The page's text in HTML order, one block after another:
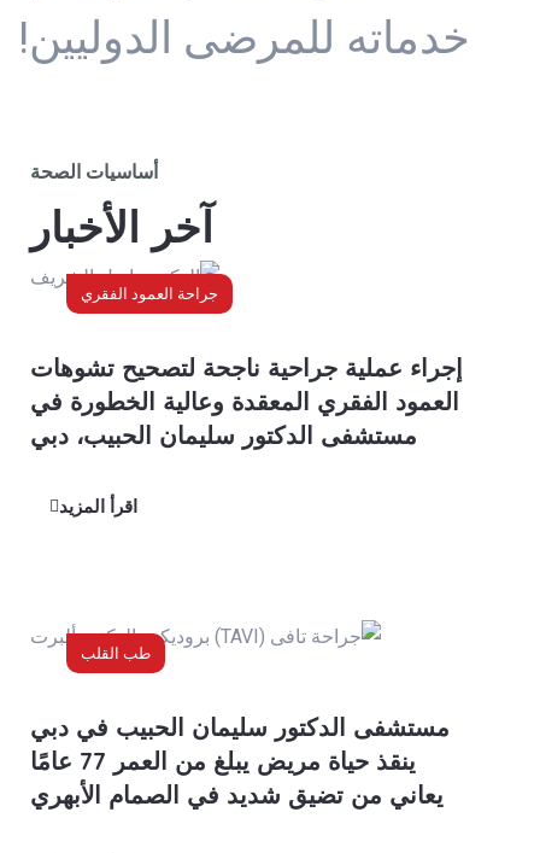
خدماته للمرضى الدوليين!
أساسيات الصحة
آخر الأخبار
جراحة العمود الفقري
إجراء عملية جراحية ناجحة لتصحيح تشوهات
العمود الفقري المعقدة وعالية الخطورة في
مستشفى الدكتور سليمان الحبيب، دبي
اقرأ المزيد
طب القلب
مستشفى الدكتور سليمان الحبيب في دبي
ينقذ حياة مريض يبلغ من العمر 77 عامًا
يعاني من تضيق شديد في الصمام الأبهري